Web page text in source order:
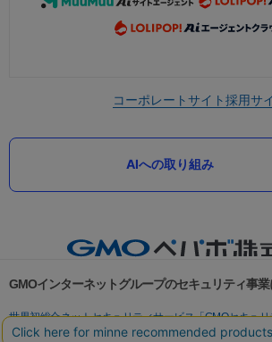
コーポレートサイト採用サ
AIへの取り組み
GMOインターネットグループのセキュリティ事
世界初総合ネットセキュリティサービス「GMOセキュリ
パスワード漏洩診断
Webサイトリスク診断